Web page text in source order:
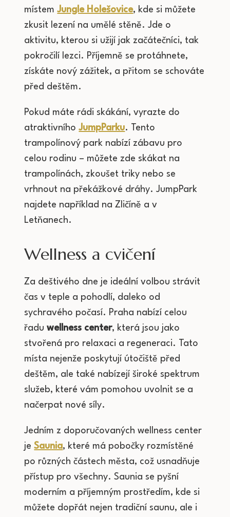
místemJungle Holešovice, kde si můžete
zkusit lezení na umělé stěně. Jde o
aktivitu, kterou si užijí jak začátečníci, tak
pokročilí lezci. Příjemně se protáhnete,
získáte nový zážitek, a přitom se schováte
před deštěm.
Pokud máte rádi skákání, vyrazte do
atraktivníhoJumpParku. Tento
trampolínový park nabízí zábavu pro
celou rodinu – můžete zde skákat na
trampolínách, zkoušet triky nebo se
vrhnout na překážkové dráhy. JumpPark
najdete například na Zličíně a v
Letňanech.
Wellness a cvičení
Za deštivého dne je ideální volbou strávit
čas v teple a pohodlí, daleko od
sychravého počasí. Praha nabízí celou
řaduwellness center, která jsou jako
stvořená pro relaxaci a regeneraci. Tato
místa nejenže poskytují útočiště před
deštěm, ale také nabízejí široké spektrum
služeb, které vám pomohou uvolnit se a
načerpat nové síly.
Jedním z doporučovaných wellness center
jeSaunia, které má pobočky rozmístěné
po různých částech města, což usnadňuje
přístup pro všechny. Saunia se pyšní
moderním a příjemným prostředím, kde si
můžete dopřát nejen tradiční saunu, ale i